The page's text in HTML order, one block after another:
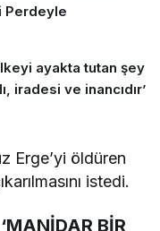
Perdeyle
ayakta tutan şey
iradesi ve inancıdır’
Erge’yi öldüren
istedi.
BİR